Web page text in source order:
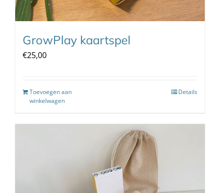
GrowPlay kaartspel
€25,00
Toevoegen aan
winkelwagen
Details